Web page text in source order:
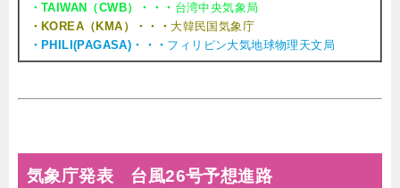
・TAIWAN（CWB）・・・ 台湾中央気象局
・KOREA（KMA）・・・ 大韓民国気象庁
・PHILI(PAGASA)・・・ フィリピン大気地球物理天文局
気象庁発表 台風26号予想進路